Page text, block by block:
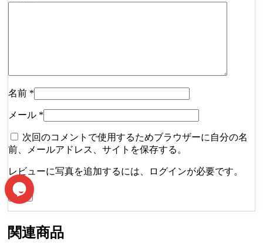
名前 *
メール *
次回のコメントで使用するためブラウザーに自分の名
前、メールアドレス、サイトを保存する。
レビューに写真を追加するには、ログインが必要です。
関連商品